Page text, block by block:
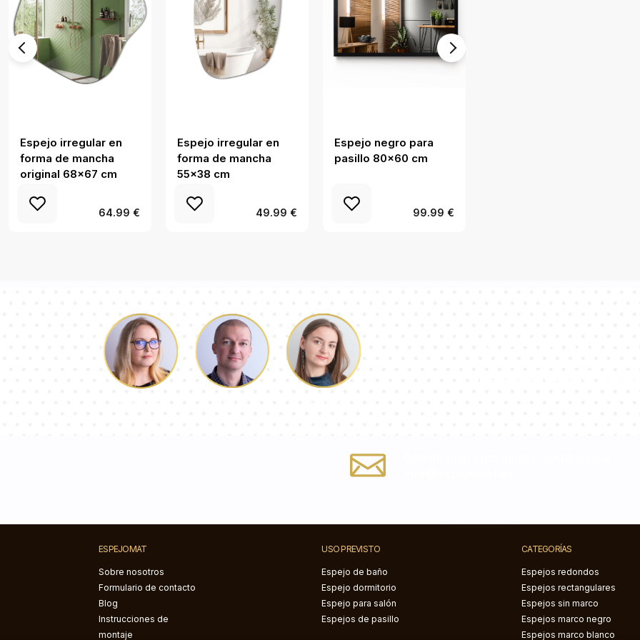
Espejo irregular en
forma de mancha
original 68x67 cm
64.99 €
Espejo irregular en
forma de mancha
55x38 cm
49.99 €
Espejo negro para
pasillo 80x60 cm
99.99 €
ESPEJOMAT
Sobre nosotros
Formulario de contacto
Blog
Instrucciones de
montaje
USO PREVISTO
Espejo de baño
Espejo dormitorio
Espejo para salón
Espejos de pasillo
CATEGORÍAS
Espejos redondos
Espejos rectangulares
Espejos sin marco
Espejos marco negro
Espejos marco blanco